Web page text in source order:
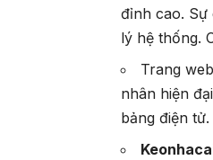
đỉnh cao.
lý hệ thống.
Trang web
nhân hiện
bảng điện